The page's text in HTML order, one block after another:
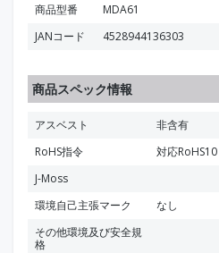
商品型番
MDA61
JANコード
4528944136303
商品スペック情報
アスベスト
非含有
RoHS指令
対応RoHS10
J-Moss
環境自己主張マーク
なし
その他環境及び安全規
格